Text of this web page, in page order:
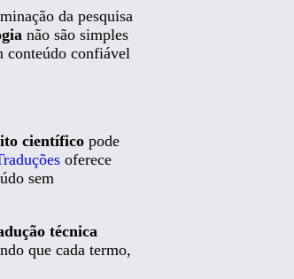
da pesquisa
não são simples
conteúdo confiável
científico pode
oferece
sem
técnica
que cada termo,